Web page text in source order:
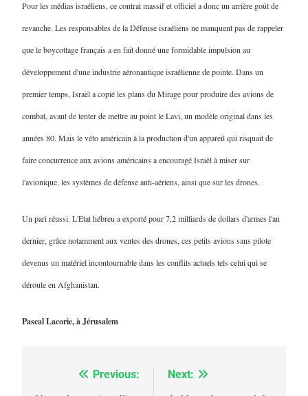
Pour les médias israéliens, ce contrat massif et officiel a donc un arrière goût de
revanche. Les responsables de la Défense israéliens ne manquent pas de rappeler
que le boycottage français a en fait donné une formidable impulsion au
développement d'une industrie aéronautique israélienne de pointe. Dans un
premier temps, Israël a copié les plans du Mirage pour produire des avions de
combat, avant de tenter de mettre au point le Lavi, un modèle original dans les
années 80. Mais le véto américain à la production d'un appareil qui risquait de
faire concurrence aux avions américains a encouragé Israël à miser sur
l'avionique, les systèmes de défense anti-aériens, ainsi que sur les drones.
Un pari réussi. L'Etat hébreu a exporté pour 7,2 milliards de dollars d'armes l'an
dernier, grâce notamment aux ventes des drones, ces petits avions sans pilote
devenus un matériel incontournable dans les conflits actuels tels celui qui se
déroule en Afghanistan.
Pascal Lacorie, à Jérusalem
NavigationPrevious:
Next:
5
FIÈRE, DIGNE ET RÉSILIENTE :